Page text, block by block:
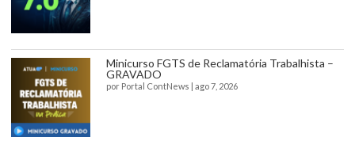
Minicurso FGTS de Reclamatória Trabalhista –
GRAVADO
por Portal ContNews ago 7, 2026